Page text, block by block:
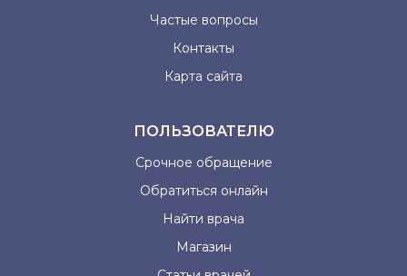
Частые вопросы
Контакты
Карта сайта
ПОЛЬЗОВАТЕЛЮ
Срочное обращение
Обратиться онлайн
Найти врача
Магазин